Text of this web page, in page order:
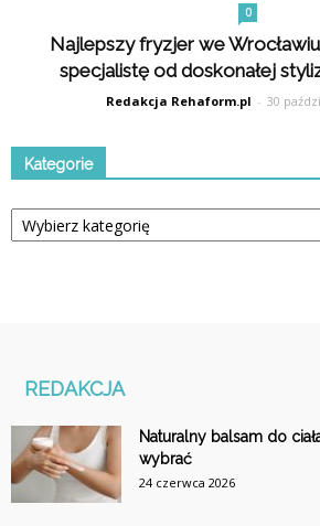
0
Najlepszy fryzjer we
specjalistę od doskonałej
Redakcja Rehaform.pl - 30
Kategorie
Kategorie
REDAKCJA
Naturalny balsam do
wybrać
24 czerwca 2026